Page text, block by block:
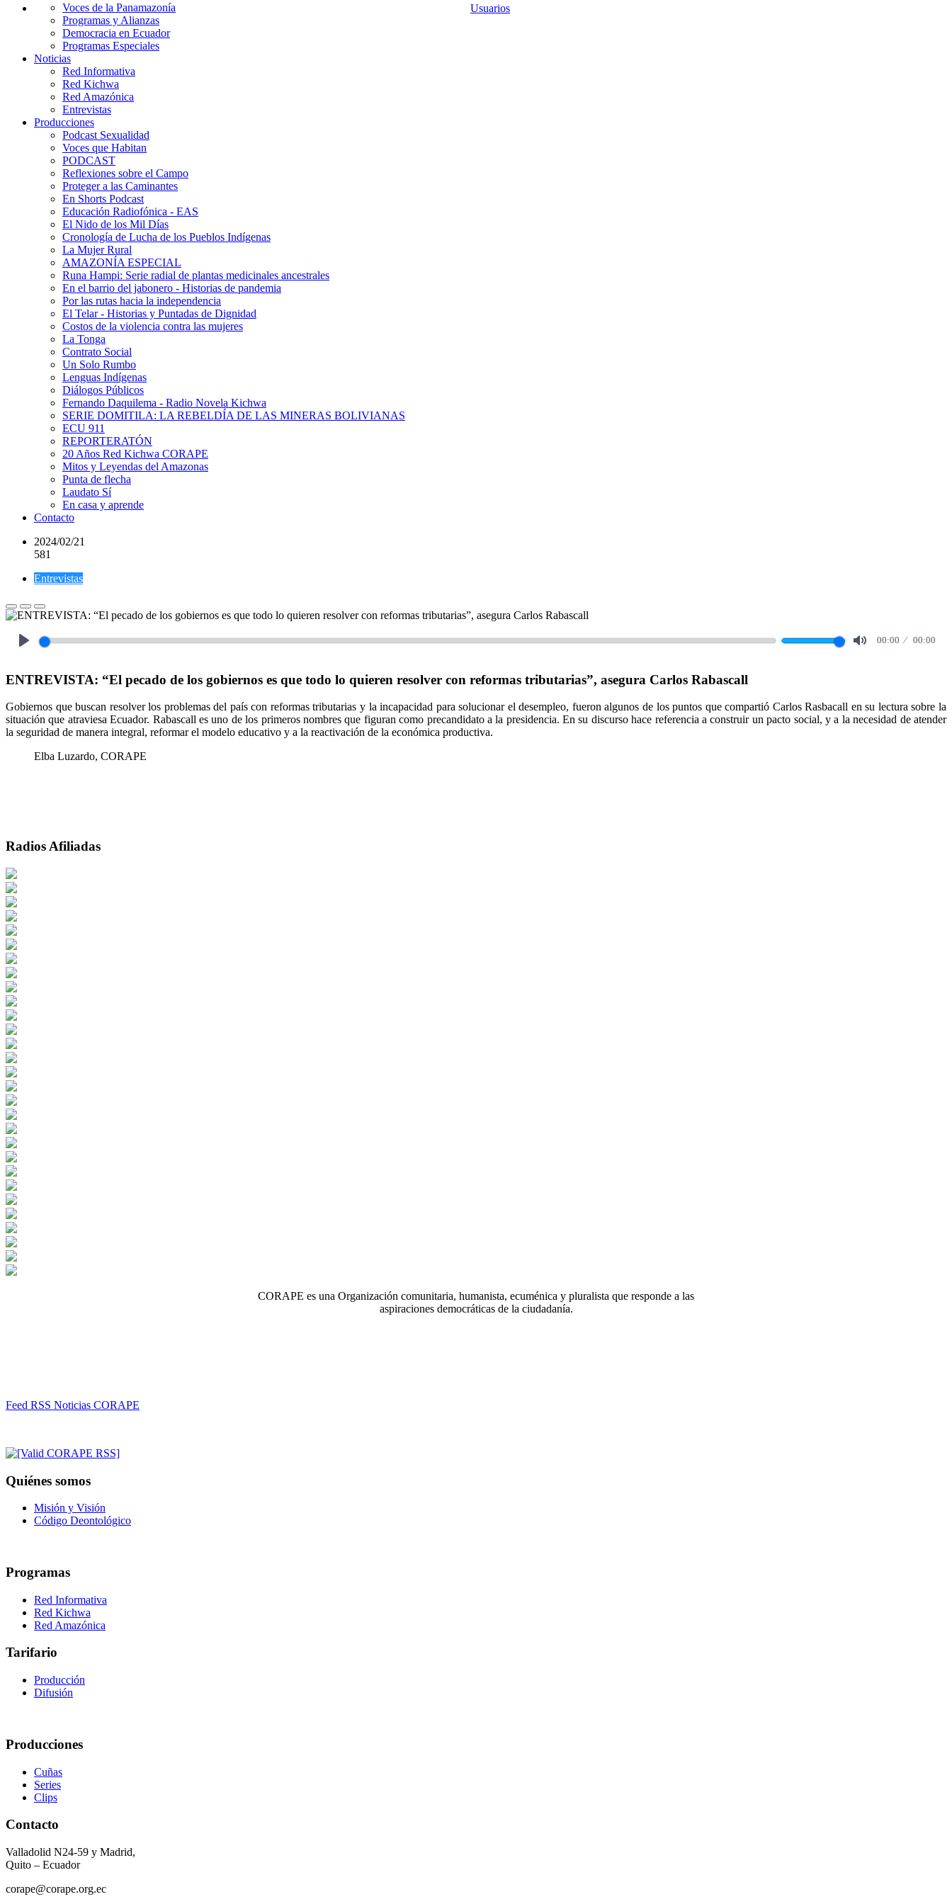
Usuarios
Voces de la Panamazonía
Programas y Alianzas
Democracia en Ecuador
Programas Especiales
Noticias
Red Informativa
Red Kichwa
Red Amazónica
Entrevistas
Producciones
Podcast Sexualidad
Voces que Habitan
PODCAST
Reflexiones sobre el Campo
Proteger a las Caminantes
En Shorts Podcast
Educación Radiofónica - EAS
El Nido de los Mil Días
Cronología de Lucha de los Pueblos Indígenas
La Mujer Rural
AMAZONÍA ESPECIAL
Runa Hampi: Serie radial de plantas medicinales ancestrales
En el barrio del jabonero - Historias de pandemia
Por las rutas hacia la independencia
El Telar - Historias y Puntadas de Dignidad
Costos de la violencia contra las mujeres
La Tonga
Contrato Social
Un Solo Rumbo
Lenguas Indígenas
Diálogos Públicos
Fernando Daquilema - Radio Novela Kichwa
SERIE DOMITILA: LA REBELDÍA DE LAS MINERAS BOLIVIANAS
ECU 911
REPORTERATÓN
20 Años Red Kichwa CORAPE
Mitos y Leyendas del Amazonas
Punta de flecha
Laudato Sí
En casa y aprende
Contacto
2024/02/21
581
Entrevistas
00:00 00:00
ENTREVISTA: “El pecado de los gobiernos es que todo lo quieren resolver con reformas tributarias”, asegura Carlos Rabascall
Gobiernos que buscan resolver los problemas del país con reformas tributarias y la incapacidad para solucionar el desempleo, fueron algunos de los puntos que compartió Carlos Rasbacall en su lectura sobre la
situación que atraviesa Ecuador. Rabascall es uno de los primeros nombres que figuran como precandidato a la presidencia. En su discurso hace referencia a construir un pacto social, y a la necesidad de atender
la seguridad de manera integral, reformar el modelo educativo y a la reactivación de la económica productiva.
Elba Luzardo, CORAPE
Radios Afiliadas
CORAPE es una Organización comunitaria, humanista, ecuménica y pluralista que responde a las
aspiraciones democráticas de la ciudadanía.
Feed RSS Noticias CORAPE
Quiénes somos
Misión y Visión
Código Deontológico
Programas
Red Informativa
Red Kichwa
Red Amazónica
Tarifario
Producción
Difusión
Producciones
Cuñas
Series
Clips
Contacto
Valladolid N24-59 y Madrid,
Quito – Ecuador
corape@corape.org.ec